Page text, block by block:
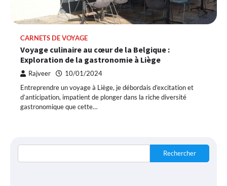
CARNETS DE VOYAGE
Voyage culinaire au cœur de la Belgique :
Exploration de la gastronomie à Liège
Rajveer 10/01/2024
Entreprendre un voyage à Liège, je débordais d’excitation et
d’anticipation, impatient de plonger dans la riche diversité
gastronomique que cette…
Rechercher